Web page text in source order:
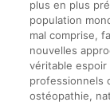
plus en plus
population
mal comprise,
nouvelles
véritable
professionnels
ostéopathie,